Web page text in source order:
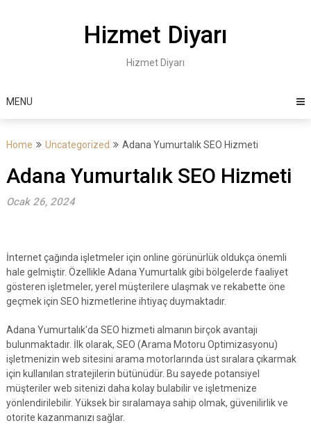
Hizmet Diyarı
Hizmet Diyarı
MENU
Home Uncategorized Adana Yumurtalık SEO Hizmeti
Adana Yumurtalık SEO Hizmeti
Ocak 26, 2024
İnternet çağında işletmeler için online görünürlük oldukça önemli
hale gelmiştir. Özellikle Adana Yumurtalık gibi bölgelerde faaliyet
gösteren işletmeler, yerel müşterilere ulaşmak ve rekabette öne
geçmek için SEO hizmetlerine ihtiyaç duymaktadır.
Adana Yumurtalık'da SEO hizmeti almanın birçok avantajı
bulunmaktadır. İlk olarak, SEO (Arama Motoru Optimizasyonu)
işletmenizin web sitesini arama motorlarında üst sıralara çıkarmak
için kullanılan stratejilerin bütünüdür. Bu sayede potansiyel
müşteriler web sitenizi daha kolay bulabilir ve işletmenize
yönlendirilebilir. Yüksek bir sıralamaya sahip olmak, güvenilirlik ve
otorite kazanmanızı sağlar.